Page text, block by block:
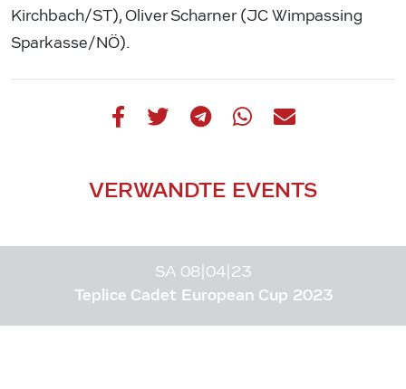
Kirchbach/ST), Oliver Scharner (JC Wimpassing
Sparkasse/NÖ).
VERWANDTE EVENTS
SA 08|04|23
Teplice Cadet European Cup 2023